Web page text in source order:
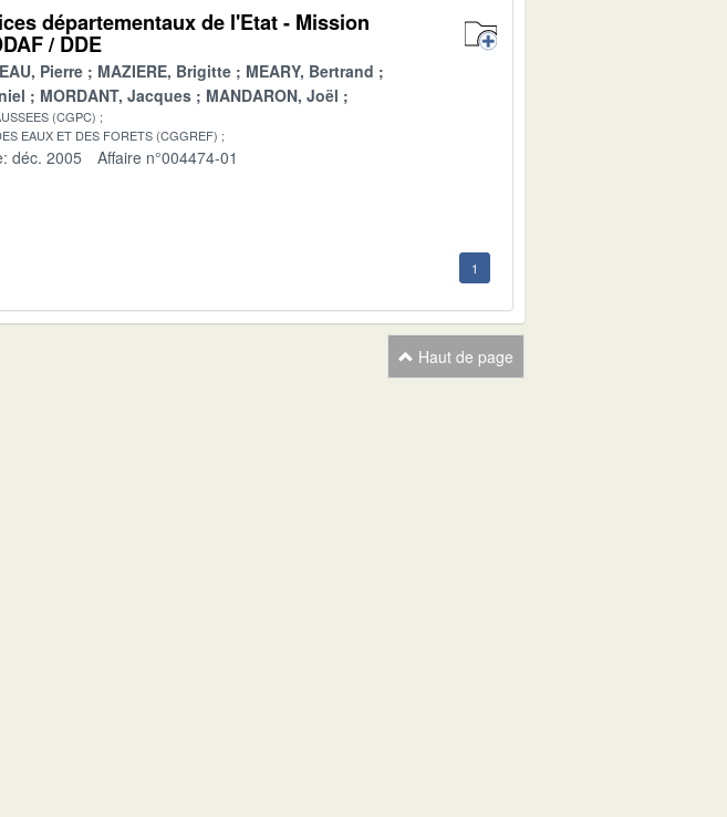
départementaux de l'Etat - Mission
/ DDE
Pierre MAZIERE, Brigitte
MEARY, Bertrand
MORDANT, Jacques MANDARON, Joël
(CGPC)
EAUX ET DES FORETS (CGGREF)
déc. 2005 Affaire n°004474-01
1
Haut de page